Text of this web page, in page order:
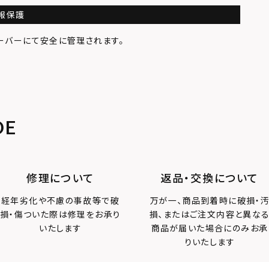
保護
ーにて安全に管理されます。
修理について
経年劣化や不慮の事故等で破
損・傷ついた際は修理をお承り
いたします
返品・交換について
万が一、商品到着時に破損・汚
損、またはご注文内容と異なる
商品が届いた場合にのみお承
りいたします